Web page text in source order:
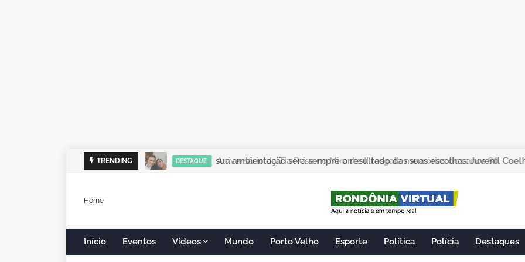
TRENDING DESTAQUE sua ambientação será sempre o resultado das suas escolhas: Juvenil
Home
Início Eventos Vídeos Mundo Porto Velho Esporte Política Polícia Destaques